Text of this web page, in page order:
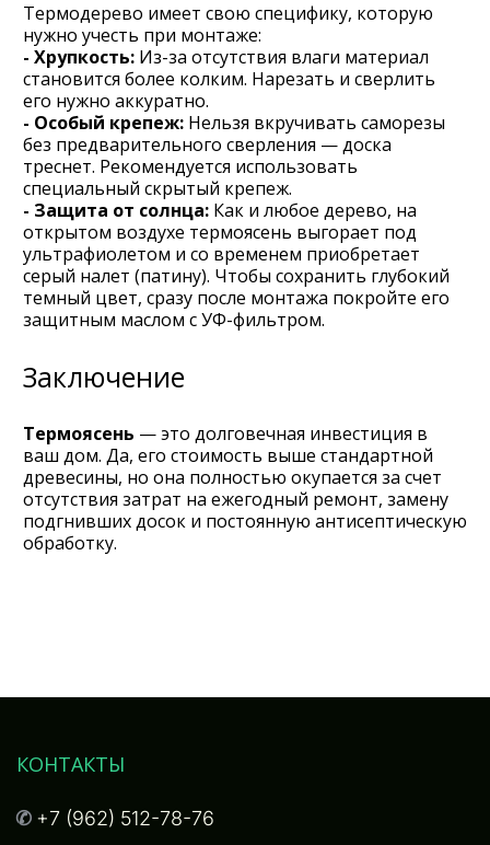
Термодерево имеет свою специфику, которую
нужно учесть при монтаже:
- Хрупкость: Из-за отсутствия влаги материал
становится более колким. Нарезать и сверлить
его нужно аккуратно.
- Особый крепеж: Нельзя вкручивать саморезы
без предварительного сверления — доска
треснет. Рекомендуется использовать
специальный скрытый крепеж.
- Защита от солнца: Как и любое дерево, на
открытом воздухе термоясень выгорает под
ультрафиолетом и со временем приобретает
серый налет (патину). Чтобы сохранить глубокий
темный цвет, сразу после монтажа покройте его
защитным маслом с УФ-фильтром.
Заключение
Термоясень — это долговечная инвестиция в
ваш дом. Да, его стоимость выше стандартной
древесины, но она полностью окупается за счет
отсутствия затрат на ежегодный ремонт, замену
подгнивших досок и постоянную антисептическую
обработку.
КОНТАКТЫ
✆ +7 (962) 512-78-76